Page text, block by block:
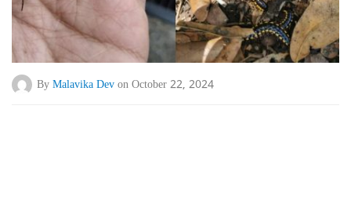
By Malavika Dev on October 22, 2024